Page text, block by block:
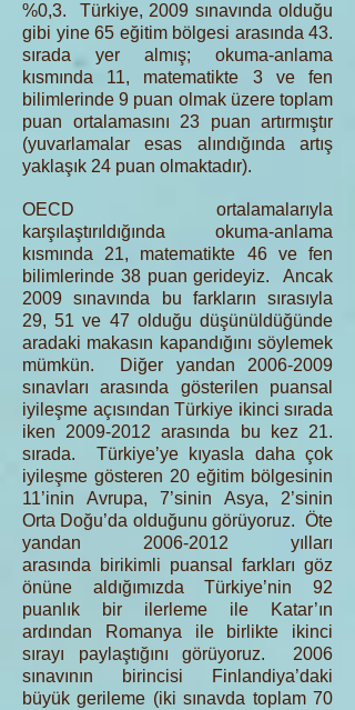
%0,3. Türkiye, 2009 sınavında olduğu
gibi yine 65 eğitim bölgesi arasında 43.
sırada yer almış; okuma-anlama
kısmında 11, matematikte 3 ve fen
bilimlerinde 9 puan olmak üzere toplam
puan ortalamasını 23 puan artırmıştır
(yuvarlamalar esas alındığında artış
yaklaşık 24 puan olmaktadır).
OECD ortalamalarıyla
karşılaştırıldığında okuma-anlama
kısmında 21, matematikte 46 ve fen
bilimlerinde 38 puan gerideyiz. Ancak
2009 sınavında bu farkların sırasıyla
29, 51 ve 47 olduğu düşünüldüğünde
aradaki makasın kapandığını söylemek
mümkün. Diğer yandan 2006-2009
sınavları arasında gösterilen puansal
iyileşme açısından Türkiye ikinci sırada
iken 2009-2012 arasında bu kez 21.
sırada. Türkiye’ye kıyasla daha çok
iyileşme gösteren 20 eğitim bölgesinin
11’inin Avrupa, 7’sinin Asya, 2’sinin
Orta Doğu’da olduğunu görüyoruz. Öte
yandan 2006-2012 yılları
arasında birikimli puansal farkları göz
önüne aldığımızda Türkiye’nin 92
puanlık bir ilerleme ile Katar’ın
ardından Romanya ile birlikte ikinci
sırayı paylaştığını görüyoruz. 2006
sınavının birincisi Finlandiya’daki
büyük gerileme (iki sınavda toplam 70